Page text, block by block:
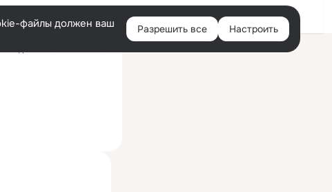
Войти
файлы должен ваш
Разрешить все Настроить